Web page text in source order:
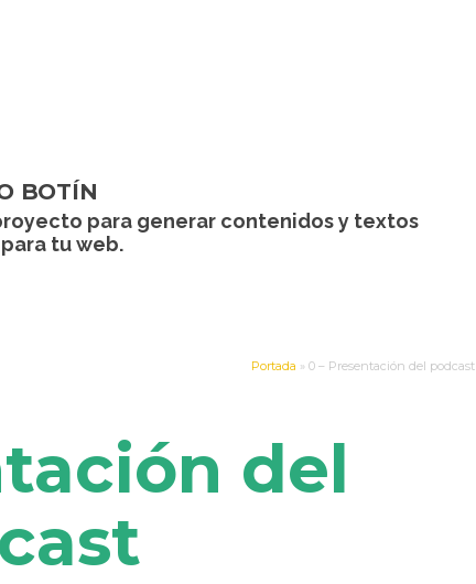
BOTÍN
para generar contenidos y textos
tu web.
Portada » 0 – Presentación del podcast
del